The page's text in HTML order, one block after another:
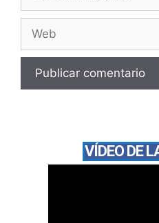
VÍDEO DE